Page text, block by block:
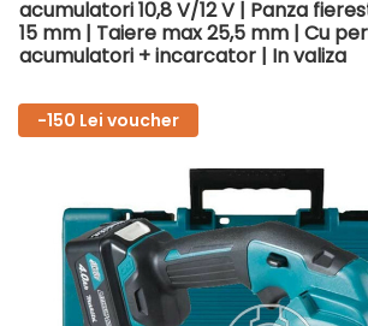
acumulatori 10,8 V/12 V | Panza
15 mm | Taiere max 25,5 mm | Cu
acumulatori + incarcator | In valiza
-150 Lei voucher